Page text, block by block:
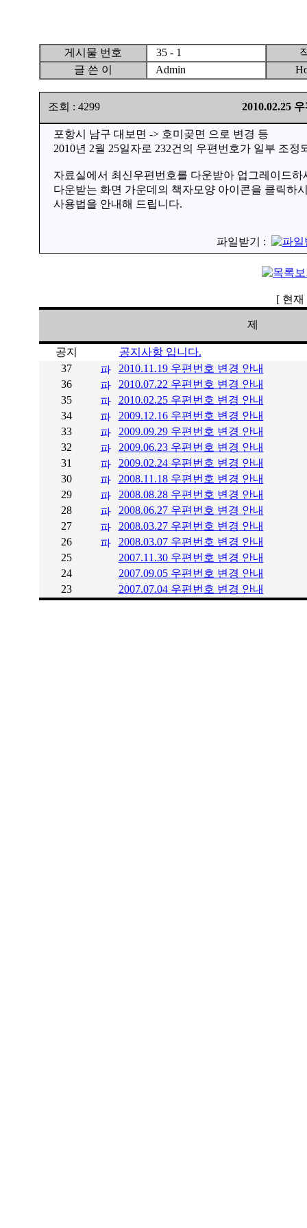
게시물 번호 35 - 1
글 쓴 이
Admin
조회 : 4299 2010.02.25
포항시 남구 대보면 -> 호미곶면 으로 변경 등
2010년 2월 25일자로 232건의 우편번호가 일부 조정
자료실에서 최신우편번호를 다운받아 업그레이드하
다운받는 화면 가운데의 책자모양 아이콘을 클릭하
사용법을 안내해 드립니다.
파일받기 :
[ 현재
제
공지
공지사항 입니다.
37
2010.11.19 우편번호 변경 안내
36
2010.07.22 우편번호 변경 안내
35
2010.02.25 우편번호 변경 안내
34
2009.12.16 우편번호 변경 안내
33
2009.09.29 우편번호 변경 안내
32
2009.06.23 우편번호 변경 안내
31
2009.02.24 우편번호 변경 안내
30
2008.11.18 우편번호 변경 안내
29
2008.08.28 우편번호 변경 안내
28
2008.06.27 우편번호 변경 안내
27
2008.03.27 우편번호 변경 안내
26
2008.03.07 우편번호 변경 안내
25
2007.11.30 우편번호 변경 안내
24
2007.09.05 우편번호 변경 안내
23
2007.07.04 우편번호 변경 안내